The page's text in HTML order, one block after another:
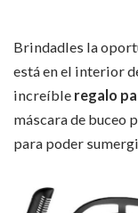
Brindadles la
está en el interior
increíble regalo
máscara de buceo
para poder